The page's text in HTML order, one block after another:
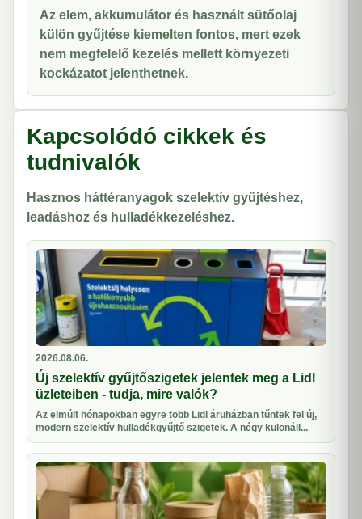
Az elem, akkumulátor és használt sütőolaj
külön gyűjtése kiemelten fontos, mert ezek
nem megfelelő kezelés mellett környezeti
kockázatot jelenthetnek.
Kapcsolódó cikkek és
tudnivalók
Hasznos háttéranyagok szelektív gyűjtéshez,
leadáshoz és hulladékkezeléshez.
2026.08.06.
Új szelektív gyűjtőszigetek jelentek meg a Lidl
üzleteiben - tudja, mire valók?
Az elmúlt hónapokban egyre több Lidl áruházban tűntek fel új,
modern szelektív hulladékgyűjtő szigetek. A négy különáll...